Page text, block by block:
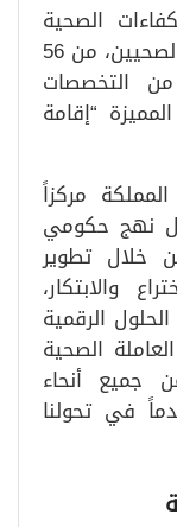
2,645 من الكفاءات الصحية
الاستثنائية من الأطباء والممارسين الصحيين، من 56
152 تخصصًا من التخصصات
“إقامة
مركزاً
نهج حكومي
رؤية 2030، ومن خلال تطوير
والابتكار،
الرقمية
الصحية
جميع أنحاء
في تحولنا